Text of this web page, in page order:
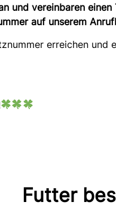
und vereinbaren
auf unserem
erreichen und
Futter